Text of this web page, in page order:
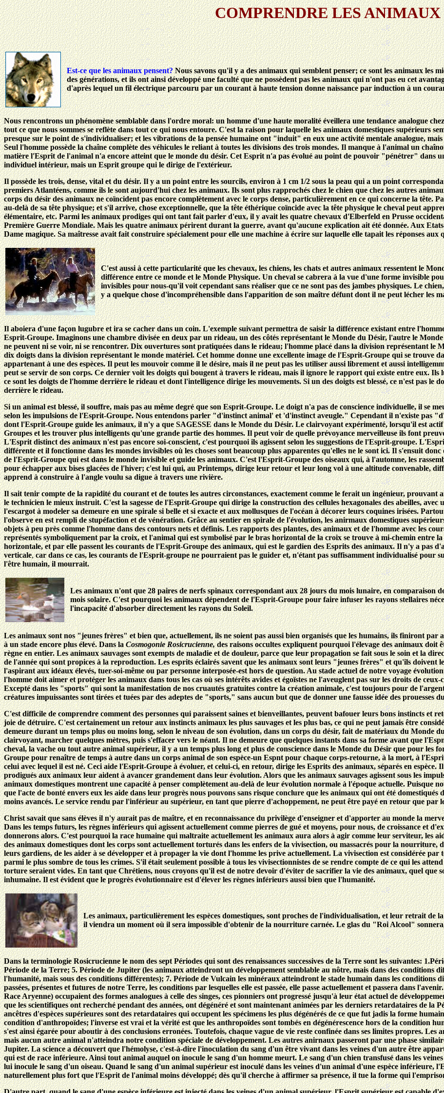
COMPRENDRE LES ANIMAUX
Est-ce que les animaux pensent?Nous savons qu'il y a des animaux qui semblent penser; ce sont les animaux les
des générations, et ils ont ainsi développé une faculté que ne possèdent pas les animaux qui n'ont pas eu cet
d'après lequel un fil électrique parcouru par un courant à haute tension donne naissance par induction à un
Nous rencontrons un phénomène semblable dans l'ordre moral: un homme d'une haute moralité éveillera une tendance analogue
tout ce que nous sommes se reflète dans tout ce qui nous entoure. C'est la raison pour laquelle les animaux domestiques supérieurs
presque sur le point de s'individualiser; et les vibrations de la pensée humaine ont "induit" en eux une activité mentale analogue,
Seul l'homme possède la chaîne complète des véhicules le reliant à toutes les divisions des trois mondes. Il manque à l'animal un
matière l'Esprit de l'animal n'a encore atteint que le monde du désir. Cet Esprit n'a pas évolué au point de pouvoir "pénétrer" dans
individuel intérieur, mais un Esprit groupe qui le dirige de l'extérieur.
Il possède les trois, dense, vital et du désir. Il y a un point entre les sourcils, environ à 1 cm 1/2 sous la peau qui a un point
premiers Atlantéens, comme ils le sont aujourd'hui chez les animaux. Ils sont plus rapprochés chez le chien que chez les autres
corps du désir des animaux ne coïncident pas encore complètement avec le corps dense, particulièrement en ce qui concerne la tête.
au-delà de sa tête physique; et s'il arrive, chose exceptionnelle, que la tête éthérique coïncide avec la tête physique le cheval peut
élémentaire, etc. Parmi les animaux prodiges qui ont tant fait parler d'eux, il y avait les quatre chevaux d'Elberfeld en Prusse
Première Guerre Mondiale. Mais les quatre animaux périrent durant la guerre, avant qu'aucune explication ait été donnée. Aux
Dame magique. Sa maîtresse avait fait construire spécialement pour elle une machine à écrire sur laquelle elle tapait les réponses aux
C'est aussi à cette particularité que les chevaux, les chiens, les chats et autres animaux ressentent le
différence entre ce monde et le Monde Physique. Un cheval se cabrera à la vue d'une forme invisible
invisibles pour nous-qu'il voit cependant sans réaliser que ce ne sont pas des jambes physiques. Le
y a quelque chose d'incompréhensible dans l'apparition de son maître défunt dont il ne peut lécher les
Il aboiera d'une façon lugubre et ira se cacher dans un coin. L'exemple suivant permettra de saisir la différence existant entre
Esprit-Groupe. Imaginons une chambre divisée en deux par un rideau, un des côtés représentant le Monde du Désir, l'autre le
ne peuvent ni se voir, ni se rencontrer. Dix ouvertures sont pratiquées dans le rideau; l'homme placé dans la division représentant le
dix doigts dans la division représentant le monde matériel. Cet homme donne une excellente image de l'Esprit-Groupe qui se trouve
appartenant à une des espèces. Il peut les mouvoir comme il le désire, mais il ne peut pas les utiliser aussi librement et aussi
peut se servir de son corps. Ce dernier voit les doigts qui bougent à travers le rideau, mais il ignore le rapport qui existe entre eux. Ils
ce sont les doigts de l'homme derrière le rideau et dont l'intelligence dirige les mouvements. Si un des doigts est blessé, ce n'est pas
derrière le rideau.
Si un animal est blessé, il souffre, mais pas au même degré que son Esprit-Groupe. Le doigt n'a pas de conscience individuelle, il se
selon les impulsions de l'Esprit-Groupe. Nous entendons parler "d'instinct animal' et 'd'instinct aveugle." Cependant il n'existe pas
dont l'Esprit-Groupe guide les animaux, il n'y a que SAGESSE dans le Monde du Désir. Le clairvoyant expérimenté, lorsqu'il est
Groupes et les trouver plus intelligents qu'une grande partie des hommes. Il peut voir de quelle prévoyance merveilleuse ils font
L'Esprit distinct des animaux n'est pas encore soi-conscient, c'est pourquoi ils agissent selon les suggestions de l'Esprit-groupe.
différente et il fonctionne dans les mondes invisibles où les choses sont beaucoup plus apparentes qu'elles ne le sont ici. Il s'ensuit
de l'Esprit-Groupe qui est dans le monde invisible et guide les animaux. C'est l'Esprit-Groupe des oiseaux qui, à l'automne, les
pour échapper aux bises glacées de l'hiver; c'est lui qui, au Printemps, dirige leur retour et leur long vol à une altitude convenable,
apprend à construire à l'angle voulu sa digue à travers une rivière.
Il sait tenir compte de la rapidité du courant et de toutes les autres circonstances, exactement comme le ferait un ingénieur, prouvant
le technicien le mieux instruit. C'est la sagesse de l'Esprit-Groupe qui dirige la construction des cellules hexagonales des abeilles,
l'escargot à modeler sa demeure en une spirale si belle et si exacte et aux mollusques de l'océan à décorer leurs coquines irisées.
l'observe en est rempli de stupéfaction et de vénération. Grâce au sentier en spirale de l'évolution, les anirmaux domestiques
objets à peu près comme l'homme dans des contours nets et définis. Les rapports des plantes, des animaux et de l'homme avec les
représentés symboliquement par la croix, et l'animal qui est symbolisé par le bras horizontal de la croix se trouve à mi-chemin entre
horizontale, et par elle passent les courants de l'Esprit-Groupe des animaux, qui est le gardien des Esprits des animaux. Il n'y a pas
verticale,car dans ce cas, les courants de l'Esprit-groupe ne pourraient pas le guider et, n'étant pas suffisamment individualisé pour
l'être humain, il mourrait.
Les animaux n'ont que 28 paires de nerfs spinaux correspondant aux 28 jours du mois lunaire, en comparaison
mois solaire. C'est pourquoi les animaux dépendent de l'Esprit-Groupe pour faire infuser les rayons stellaires
l'incapacité d'absorber directement les rayons du Soleil.
Les animaux sont nos "jeunes frères" et bien que, actuellement, ils ne soient pas aussi bien organisés que les humains, ils finiront par
à un stade encore plus élevé. Dans laCosmogonie Rosicrucienne,des raisons occultes expliquent pourquoi l'élevage des animaux doit
règne en entier. Les animaux sauvages sont exempts de maladie et de douleur, parce que leur propagation se fait sous le soin et la
de l'année qui sont propices à la reproduction. Les esprits éclairés savent que les animaux sont leurs "jeunes frères" et qu'ils doivent
l'aspirant aux idéaux élevés, tuer-soi-même ou par personne interposée-est hors de question. Au stade actuel de notre voyage
l'homme doit aimer et protéger les animaux dans tous les cas où ses intérêts avides et égoïstes ne l'aveuglent pas sur les droits de
Excepté dans les "sports" qui sont la manifestation de nos cruautés gratuites contre la création animale, c'est toujours pour de
créatures impuissantes sont tirées et tuées par des adeptes de "sports," sans aucun but que de donner une fausse idée des prouesses
C'est difficile de comprendre comment des personnes qui paraissent saines et bienveillantes, peuvent bafouer leurs bons instincts et
joie de détruire. C'est certainement un retour aux instincts animaux les plus sauvages et les plus bas, ce qui ne peut jamais être
demeure durant un temps plus ou moins long, selon le niveau de son évolution, dans un corps du désir, fait de matériaux du Monde
clairvoyant, marcher quelques mètres, puis s'effacer vers le néant. Il ne demeure que quelques instants dans sa forme avant que
cheval, la vache ou tout autre animal supérieur, il y a un temps plus long et plus de conscience dans le Monde du Désir que pour
Groupe pour renaître de temps à autre dans un corps animal de son espèce-un Espnt pour chaque corps-retourne, à la mort, à
celui avec lequel il est né. Ceci aide l'Esprit-Groupe à évoluer, et celui-ci, en retour, dirige les Esprits des animaux, séparés en
prodigués aux animaux leur aident à avancer grandement dans leur évolution. Alors que les animaux sauvages agissent sous les
animaux domestiques montrent une capacité à penser complètement au-delà de leur évolution normale à l'époque actuelle. Puisque
que l'acte de bonté envers eux les aide dans leur progrès nous pouvons sans risque conclure que les animaux qui ont été domestiqués
moins avancés. Le service rendu par l'inférieur au supérieur, en tant que pierre d'achoppement, ne peut être payé en retour que par
Christ savait que sans élèves il n'y aurait pas de maître, et en reconnaissance du privilège d'enseigner et d'apporter au monde la
Dans les temps futurs, les règnes inférieurs qui agissent actuellement comme pierres de gué et moyens, pour nous, de croissance et
donnerons alors. C'est pourquoi la race humaine qui maltraite actuellement les animaux aura alors à agir comme leur serviteur, les
des animaux domestiques dont les corps sont actuellement torturés dans les enfers de la vivisection, ou massacrés pour la
leurs gardiens, de les aider à se développer et à propager la vie dont l'homme les prive actuellement. La vivisection est considérée
parmi le plus sombre de tous les crimes. S'il était seulement possible à tous les vivisectionnistes de se rendre compte de ce qui les
torture seraient vides. En tant que Chrétiens, nous croyons qu'il est de notre devoir d'éviter de sacrifier la vie des animaux, quel que
inhumaine. Il est évident que le progrès évolutionnaire est d'élever les règnes inférieurs aussi bien que l'humanité.
Les animaux, particulièrement les espèces domestiques, sont proches de l'individualisation, et leur retrait de
il viendra un moment où il sera impossible d'obtenir de la nourriture carnée. Le glas du "Roi Alcool"
Dans la terminologie Rosicrucienne le nom des sept Périodes qui sont des renaissances successives de la Terre sont les suivantes:
Période de la Terre; 5. Période de Jupiter (les animaux atteindront un développement semblable au nôtre, mais dans des conditions
l'humanité, mais sous des conditions différentes); 7. Période de Vulcain les minéraux atteindront le stade humain dans les conditions
passées, présentes et futures de notre Terre, les conditions par lesquelles elle est passée, elle passe actuellement et passera dans
Race Aryenne) occupaient des formes analogues à celle des singes, ces pionniers ont progressé jusqu'à leur état actuel de
que les scientifiques ont recherché pendant des années, ont dégénéré et sont maintenant animées par les derniers retardataires de la
ancêtres d'espèces supérieures sont des retardataires qui occupent les spécimens les plus dégénérés de ce que fut jadis la forme
condition d'anthropoïdes; l'inverse est vrai et la vérité est que les anthropoïdes sont tombés en dégénérescence hors de la condition
s'est ainsi égarée pour aboutir à des conclusions erronées. Toutefois, chaque vague de vie reste confinée dans ses limites propres.
mais aucun autre animal n'atteindra notre condition spéciale de développement. Les autres anirnaux passeront par une phase
Jupiter. La science a découvert que l'hémolyse, c'est-à-dire l'inoculation du sang d'un être vivant dans les veines d'un autre être
qui est de race inférieure. Ainsi tout animal auquel on inocule le sang d'un homme meurt. Le sang d'un chien transfusé dans les
lui inocule le sang d'un oiseau. Quand le sang d'un animal supérieur est inoculé dans les veines d'un animal d'une espèce inférieure,
naturellement plus fort que l'Esprit de l'animal moins développé; dès qu'il cherche à affirmer sa présence, il tue la forme qui